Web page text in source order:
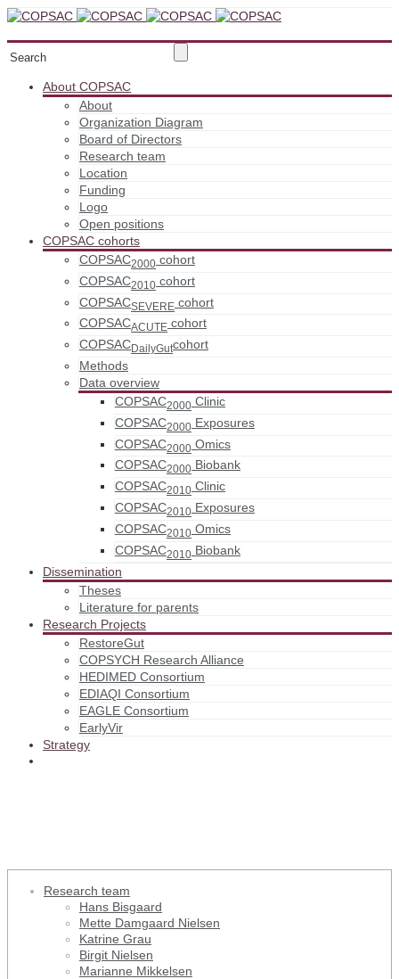
About COPSAC
About
Organization Diagram
Board of Directors
Research team
Location
Funding
Logo
Open positions
COPSAC cohorts
COPSAC2000 cohort
COPSAC2010 cohort
COPSACSEVERE cohort
COPSACACUTE cohort
COPSACDailyGutcohort
Methods
Data overview
COPSAC2000 Clinic
COPSAC2000 Exposures
COPSAC2000 Omics
COPSAC2000 Biobank
COPSAC2010 Clinic
COPSAC2010 Exposures
COPSAC2010 Omics
COPSAC2010 Biobank
Dissemination
Theses
Literature for parents
Research Projects
RestoreGut
COPSYCH Research Alliance
HEDIMED Consortium
EDIAQI Consortium
EAGLE Consortium
EarlyVir
Strategy
Research team
Hans Bisgaard
Mette Damgaard Nielsen
Katrine Grau
Birgit Nielsen
Marianne Mikkelsen